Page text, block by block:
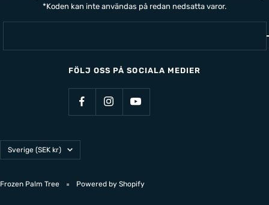
*Koden kan inte användas på redan nedsatta varor.
FÖLJ OSS PÅ SOCIALA MEDIER
Land/Region
Sverige (SEK kr)
Frozen Palm Tree Powered by Shopify